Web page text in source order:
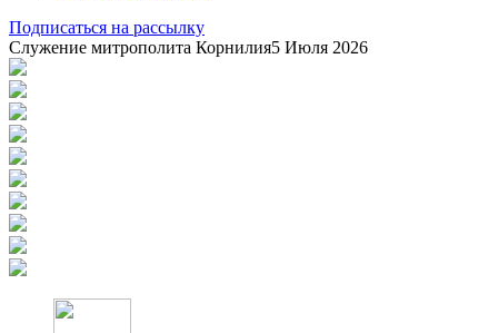
Подписаться на рассылку
Служение митрополита Корнилия5 Июля 2026